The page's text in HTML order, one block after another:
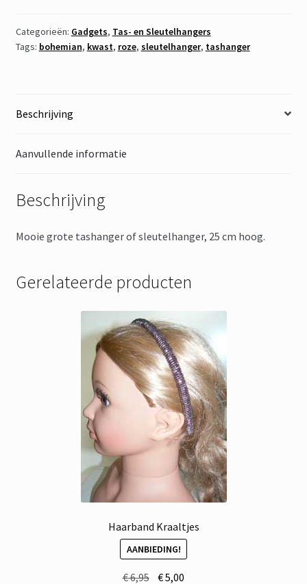
11
aantal
Categorieën: Gadgets, Tas- en Sleutelhangers
Tags: bohemian, kwast, roze, sleutelhanger, tashanger
Beschrijving
Aanvullende informatie
Beschrijving
Mooie grote tashanger of sleutelhanger, 25 cm hoog.
Gerelateerde producten
Haarband Kraaltjes
AANBIEDING!
€6,95 Oorspronkelijke
€5,00